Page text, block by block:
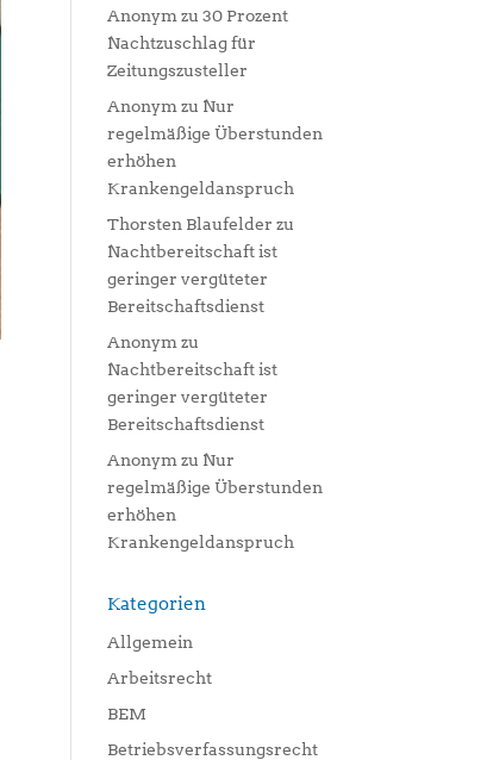
Anonym zu30 Prozent
Nachtzuschlag für
Zeitungszusteller
Anonym zu Nur
regelmäßige Überstunden
erhöhen
Krankengeldanspruch
Thorsten Blaufelder zu
Nachtbereitschaft ist
geringer vergüteter
Bereitschaftsdienst
Anonym zu
Nachtbereitschaft ist
geringer vergüteter
Bereitschaftsdienst
Anonym zu Nur
regelmäßige Überstunden
erhöhen
Krankengeldanspruch
Kategorien
Allgemein
Arbeitsrecht
BEM
Betriebsverfassungsrecht